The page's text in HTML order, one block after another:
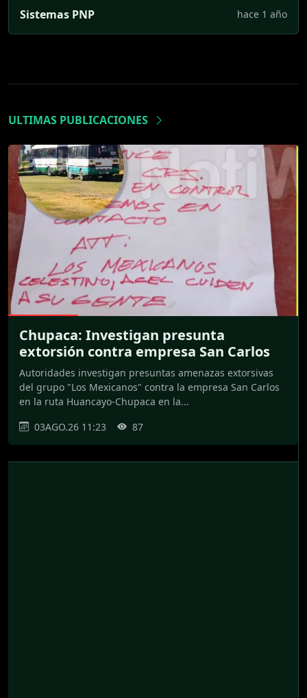
Sistemas PNP hace 1 año
ULTIMAS PUBLICACIONES
Chupaca: Investigan presunta
extorsión contra empresa San Carlos
Autoridades investigan presuntas amenazas extorsivas
del grupo "Los Mexicanos" contra la empresa San Carlos
en la ruta Huancayo-Chupaca en la...
03AGO.26 11:23
87